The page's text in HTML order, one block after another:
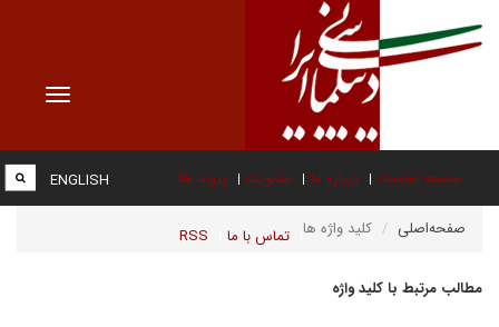
Toggle
صفحه نخست درباره ما عضویت پیوند ها
تماس با ما RSS
ENGLISH
صفحه‌اصلی کلید واژه ها
مطالب مرتبط با کلید واژه